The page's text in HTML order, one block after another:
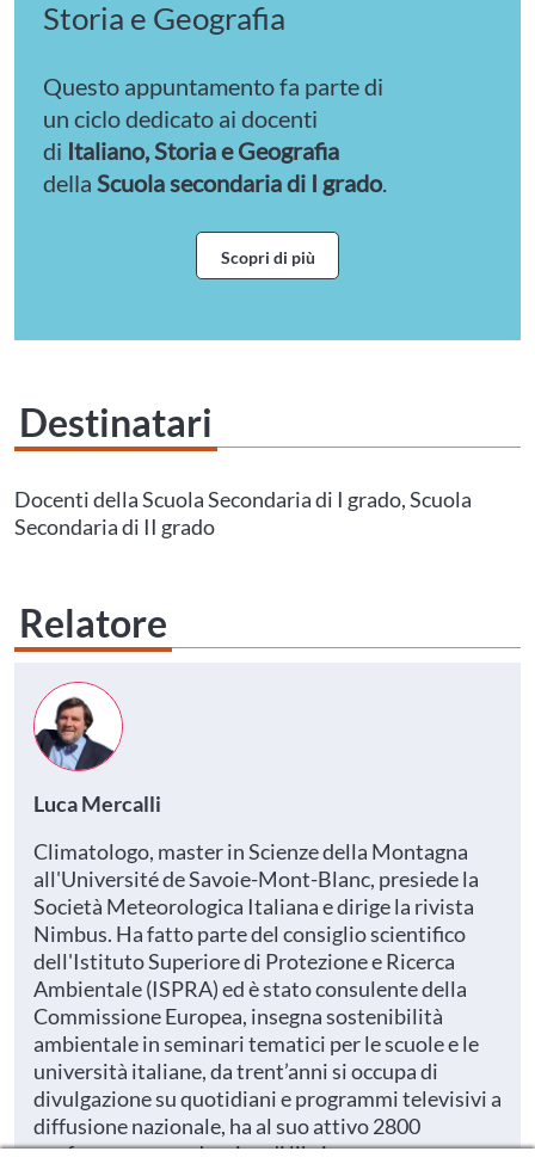
Storia e Geografia
Questo appuntamento fa parte di
un ciclo dedicato ai docenti
di Italiano, Storia e Geografia
della Scuola secondaria di I grado.
Scopri di più
Destinatari
tuo profilo personalePrima di procedere all'iscrizione aggiorna le tue scuole in
Area Personale
Docenti della Scuola Secondaria di I grado, Scuola
Secondaria di II grado
Relatore
Luca Mercalli
Climatologo, master in Scienze della Montagna
all'Université de Savoie-Mont-Blanc, presiede la
Società Meteorologica Italiana e dirige la rivista
Nimbus. Ha fatto parte del consiglio scientifico
dell'Istituto Superiore di Protezione e Ricerca
Ambientale (ISPRA) ed è stato consulente della
Commissione Europea, insegna sostenibilità
ambientale in seminari tematici per le scuole e le
università italiane, da trent’anni si occupa di
divulgazione su quotidiani e programmi televisivi a
diffusione nazionale, ha al suo attivo 2800
conferenze e una dozzina di libri.